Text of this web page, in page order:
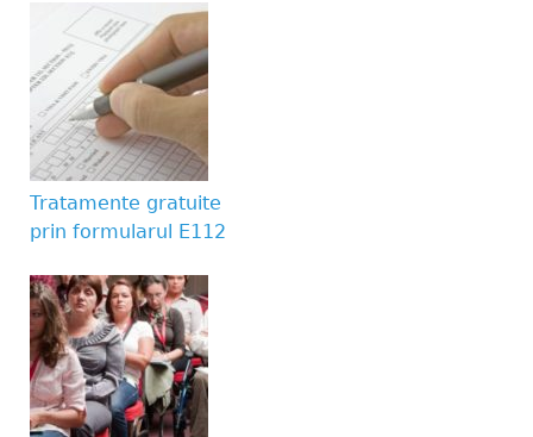
Tratamente gratuite
prin formularul E112